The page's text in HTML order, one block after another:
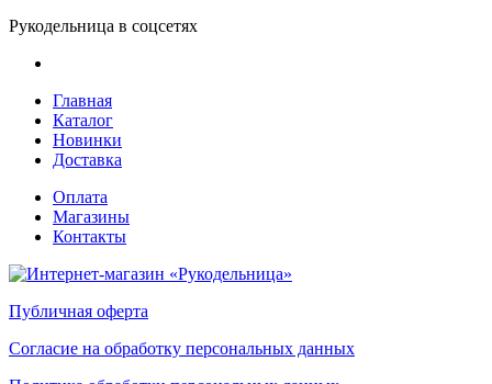
Рукодельница в соцсетях
Главная
Каталог
Новинки
Доставка
Оплата
Магазины
Контакты
Публичная оферта
Согласие на обработку персональных данных